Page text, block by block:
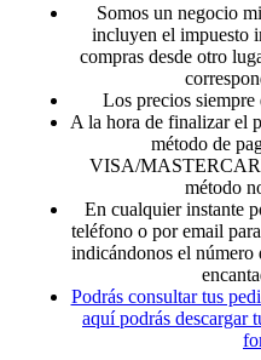
Somos un negocio
incluyen el impuesto
compras desde otro
Los precios siempre
A la hora de finalizar el
método de
VISA/
método
En cualquier instante
teléfono o por email
indicándonos el número
Podrás consultar tus
aquí podrás descargar